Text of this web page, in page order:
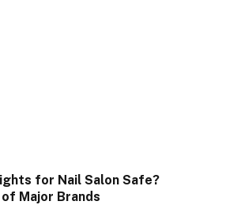
for Nail Salon Safe?
Major Brands